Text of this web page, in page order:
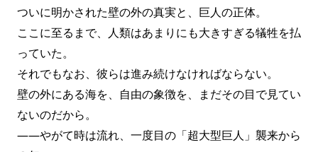
ついに明かされた壁の外の真実と、巨人の正体。
ここに至るまで、人類はあまりにも大きすぎる犠牲を払
っていた。
それでもなお、彼らは進み続けなければならない。
壁の外にある海を、自由の象徴を、まだその目で見てい
ないのだから。
――やがて時は流れ、一度目の「超大型巨人」襲来から